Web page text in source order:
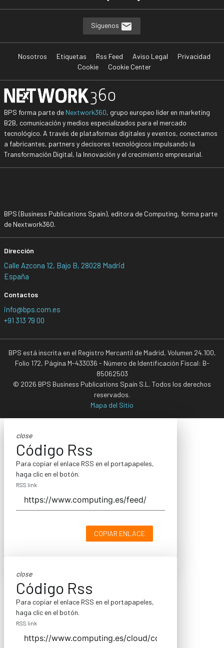
Síguenos
Nosotros Etiquetas Rss Feed Aviso Legal
Privacidad
Cookie
Cookie Center
BPS forma parte de Nextwork360, grupo europeo líder en marketing
B2B, comunicación y medios especializados para el mercado
tecnológico. A través de plataformas digitales y eventos, conectamos
a fabricantes, partners y decisores tecnológicos impulsando la
Transformación Digital, la Innovación y el crecimiento empresarial.
BPS (Business Publications Spain), editora de Computing, forma parte
de Nextwork360.
Dirección
Calle Azcona 12, Bajo B, 28028 Madrid
España
Contactos
info@bps.com.es
+91 313 79 00
BPS está inscrita en el Registro Mercantil de Madrid, Volumen 24.100,
Folio 172, Página M-433036 - Número de Identificación Fiscal: B-
85062503
© 2026 BPS Business Publications Spain S.L. Todos los derechos
reservados.
Mapa del Sitio
close
Código Rss
Para copiar el enlace RSS en el portapapeles,
haga clic en el botón.
RSS link
COPIAR ENLACE
close
Código Rss
Para copiar el enlace RSS en el portapapeles,
haga clic en el botón.
RSS link